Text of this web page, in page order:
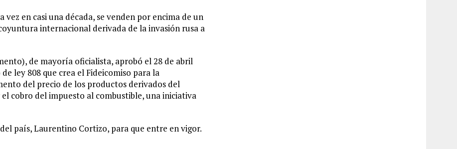
en casi una década, se venden por encima de un
internacional derivada de la invasión rusa a
de mayoría oficialista, aprobó el 28 de abril
ley 808 que crea el Fideicomiso para la
del precio de los productos derivados del
cobro del impuesto al combustible, una iniciativa
país, Laurentino Cortizo, para que entre en vigor.